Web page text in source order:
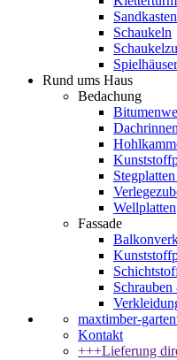
Sandkasten
Schaukeln
Spielhäuser
Rund ums Haus
Bedachung
Dachrinnen
Wellplatten
Fassade
maxtimber-
Kontakt
+++Lieferung